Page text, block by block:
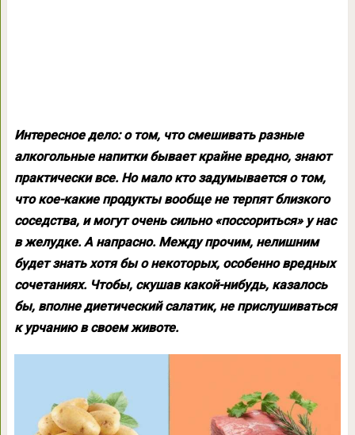
Интересное дело: о том, что смешивать разные
алкогольные напитки бывает крайне вредно, знают
практически все. Но мало кто задумывается о том,
что кое-какие продукты вообще не терпят близкого
соседства, и могут очень сильно «поссориться» у нас
в желудке. А напрасно. Между прочим, нелишним
будет знать хотя бы о некоторых, особенно вредных
сочетаниях. Чтобы, скушав какой-нибудь, казалось
бы, вполне диетический салатик, не прислушиваться
к урчанию в своем животе.